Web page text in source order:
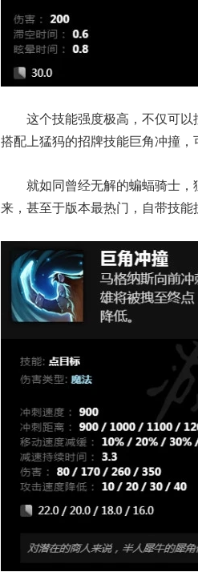
这个技能强度极高，不仅可以
搭配上猛犸的招牌技能巨角冲撞，
就如同曾经无解的蝙蝠骑士
来，甚至于版本最热门，自带技能